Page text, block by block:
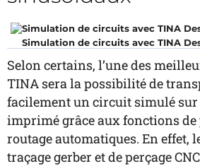
Simulation de circuits avec TINA
Selon certains, l’une des
TINA sera la possibilité de
facilement un circuit simulé
imprimé grâce aux fonctions de
routage automatiques. En effet,
traçage gerber et de perçage